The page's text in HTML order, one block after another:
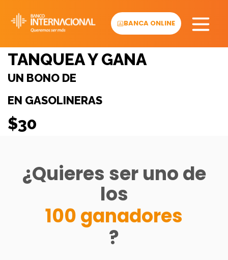
content
BANCA ONLINE
TANQUEA Y GANA
UN BONO DE
EN GASOLINERAS
$30
¿Quieres ser uno de
los
100 ganadores
?